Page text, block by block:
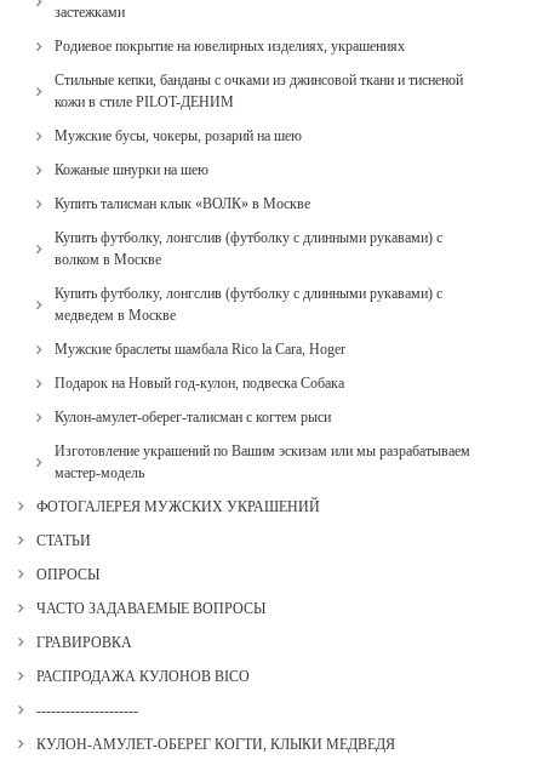
застежками
Родиевое покрытие на ювелирных изделиях, украшениях
Стильные кепки, банданы с очками из джинсовой ткани и тисненой
кожи в стиле PILOT-ДЕНИМ
Мужские бусы, чокеры, розарий на шею
Кожаные шнурки на шею
Купить талисман клык «ВОЛК» в Москве
Купить футболку, лонгслив (футболку с длинными рукавами) с
волком в Москве
Купить футболку, лонгслив (футболку с длинными рукавами) с
медведем в Москве
Мужские браслеты шамбала Rico la Cara, Hoger
Подарок на Новый год-кулон, подвеска Собака
Кулон-амулет-оберег-талисман с когтем рыси
Изготовление украшений по Вашим эскизам или мы разрабатываем
мастер-модель
ФОТОГАЛЕРЕЯ МУЖСКИХ УКРАШЕНИЙ
СТАТЬИ
ОПРОСЫ
ЧАСТО ЗАДАВАЕМЫЕ ВОПРОСЫ
ГРАВИРОВКА
РАСПРОДАЖА КУЛОНОВ BICO
---------------------
КУЛОН-АМУЛЕТ-ОБЕРЕГ КОГТИ, КЛЫКИ МЕДВЕДЯ